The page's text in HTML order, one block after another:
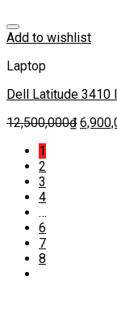
Add to wishlist
Laptop
Dell Latitude 3410
12,500,000₫
1
2
3
4
…
6
7
8